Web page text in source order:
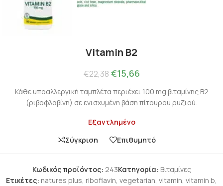
Vitamin B2
€22,38 €15,66
Κάθε υποαλλεργική ταμπλέτα περιέχει 100 mg βιταμίνης Β2
(ριβοφλαβίνη) σε ενισχυμένη βάση πίτουρου ρυζιού.
Εξαντλημένο
Σύγκριση
Επιθυμητό
Κωδικός προϊόντος: 243Κατηγορία: Βιταμίνες
Ετικέτες: natures plus, riboflavin, vegetarian, vitamin, vitamin b,